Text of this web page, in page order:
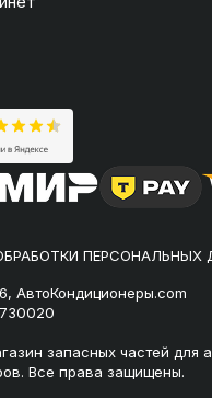
ПЕРСОНАЛЬНЫХ
АвтоКондиционеры.com
запасных частей для
Все права защищены.